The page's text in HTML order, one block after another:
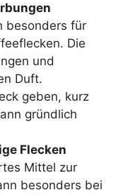
besonders für
Die
und
Duft.
geben, kurz
gründlich
Flecken
Mittel zur
besonders bei